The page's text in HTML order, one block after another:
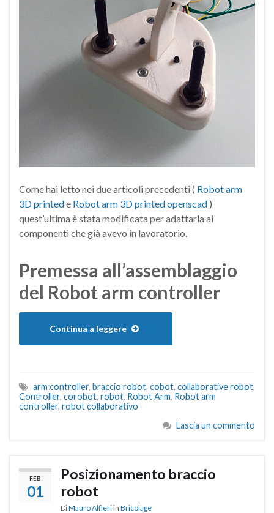
Come hai letto nei due articoli precedenti ( Robot arm
3D printede Robot arm 3D printed openscad )
quest’ultima è stata modificata per adattarla ai
componenti che già avevo in lavoratorio.
Premessa all’assemblaggio
del Robot arm controller
Continua a leggere
arm controller, braccio robot, cobot, collaborative robot,
Controller, corobot, robot, Robot Arm, Robot arm
controller, robot collaborativo
Lascia un commento
FEB
01
Posizionamento braccio
robot
DiMauro Alfieri in Bricolage